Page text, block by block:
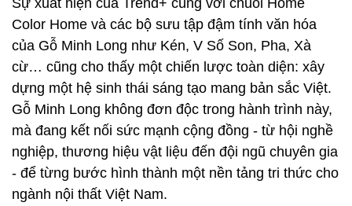
Sự xuất hiện của Trend+ cùng với chuỗi Home
Color Home và các bộ sưu tập đậm tính văn hóa
của Gỗ Minh Long như Kén, V Số Son, Pha, Xà
cừ… cũng cho thấy một chiến lược toàn diện: xây
dựng một hệ sinh thái sáng tạo mang bản sắc Việt.
Gỗ Minh Long không đơn độc trong hành trình này,
mà đang kết nối sức mạnh cộng đồng - từ hội nghề
nghiệp, thương hiệu vật liệu đến đội ngũ chuyên gia
- để từng bước hình thành một nền tảng tri thức cho
ngành nội thất Việt Nam.